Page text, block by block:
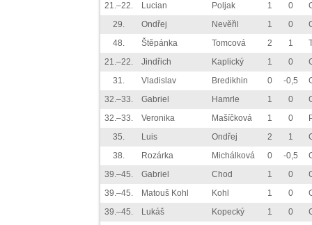
21.–22.
Lucian Poljak 1 0
29.
Ondřej Nevěřil 1 0
48.
Štěpánka Tomcová 2 1
21.–22.
Jindřich Kaplický 1 0
31.
Vladislav Bredikhin 0 -0,5
32.–33.
Gabriel Hamrle 1 0
32.–33.
Veronika Mašíčková 1 0
35.
Luis Ondřej 2 1
38.
Rozárka Michálková 0 -0,5
39.–45.
Gabriel Chod 1 0
39.–45.
Matouš Kohl Kohl 1 0
39.–45.
Lukáš Kopecký 1 0